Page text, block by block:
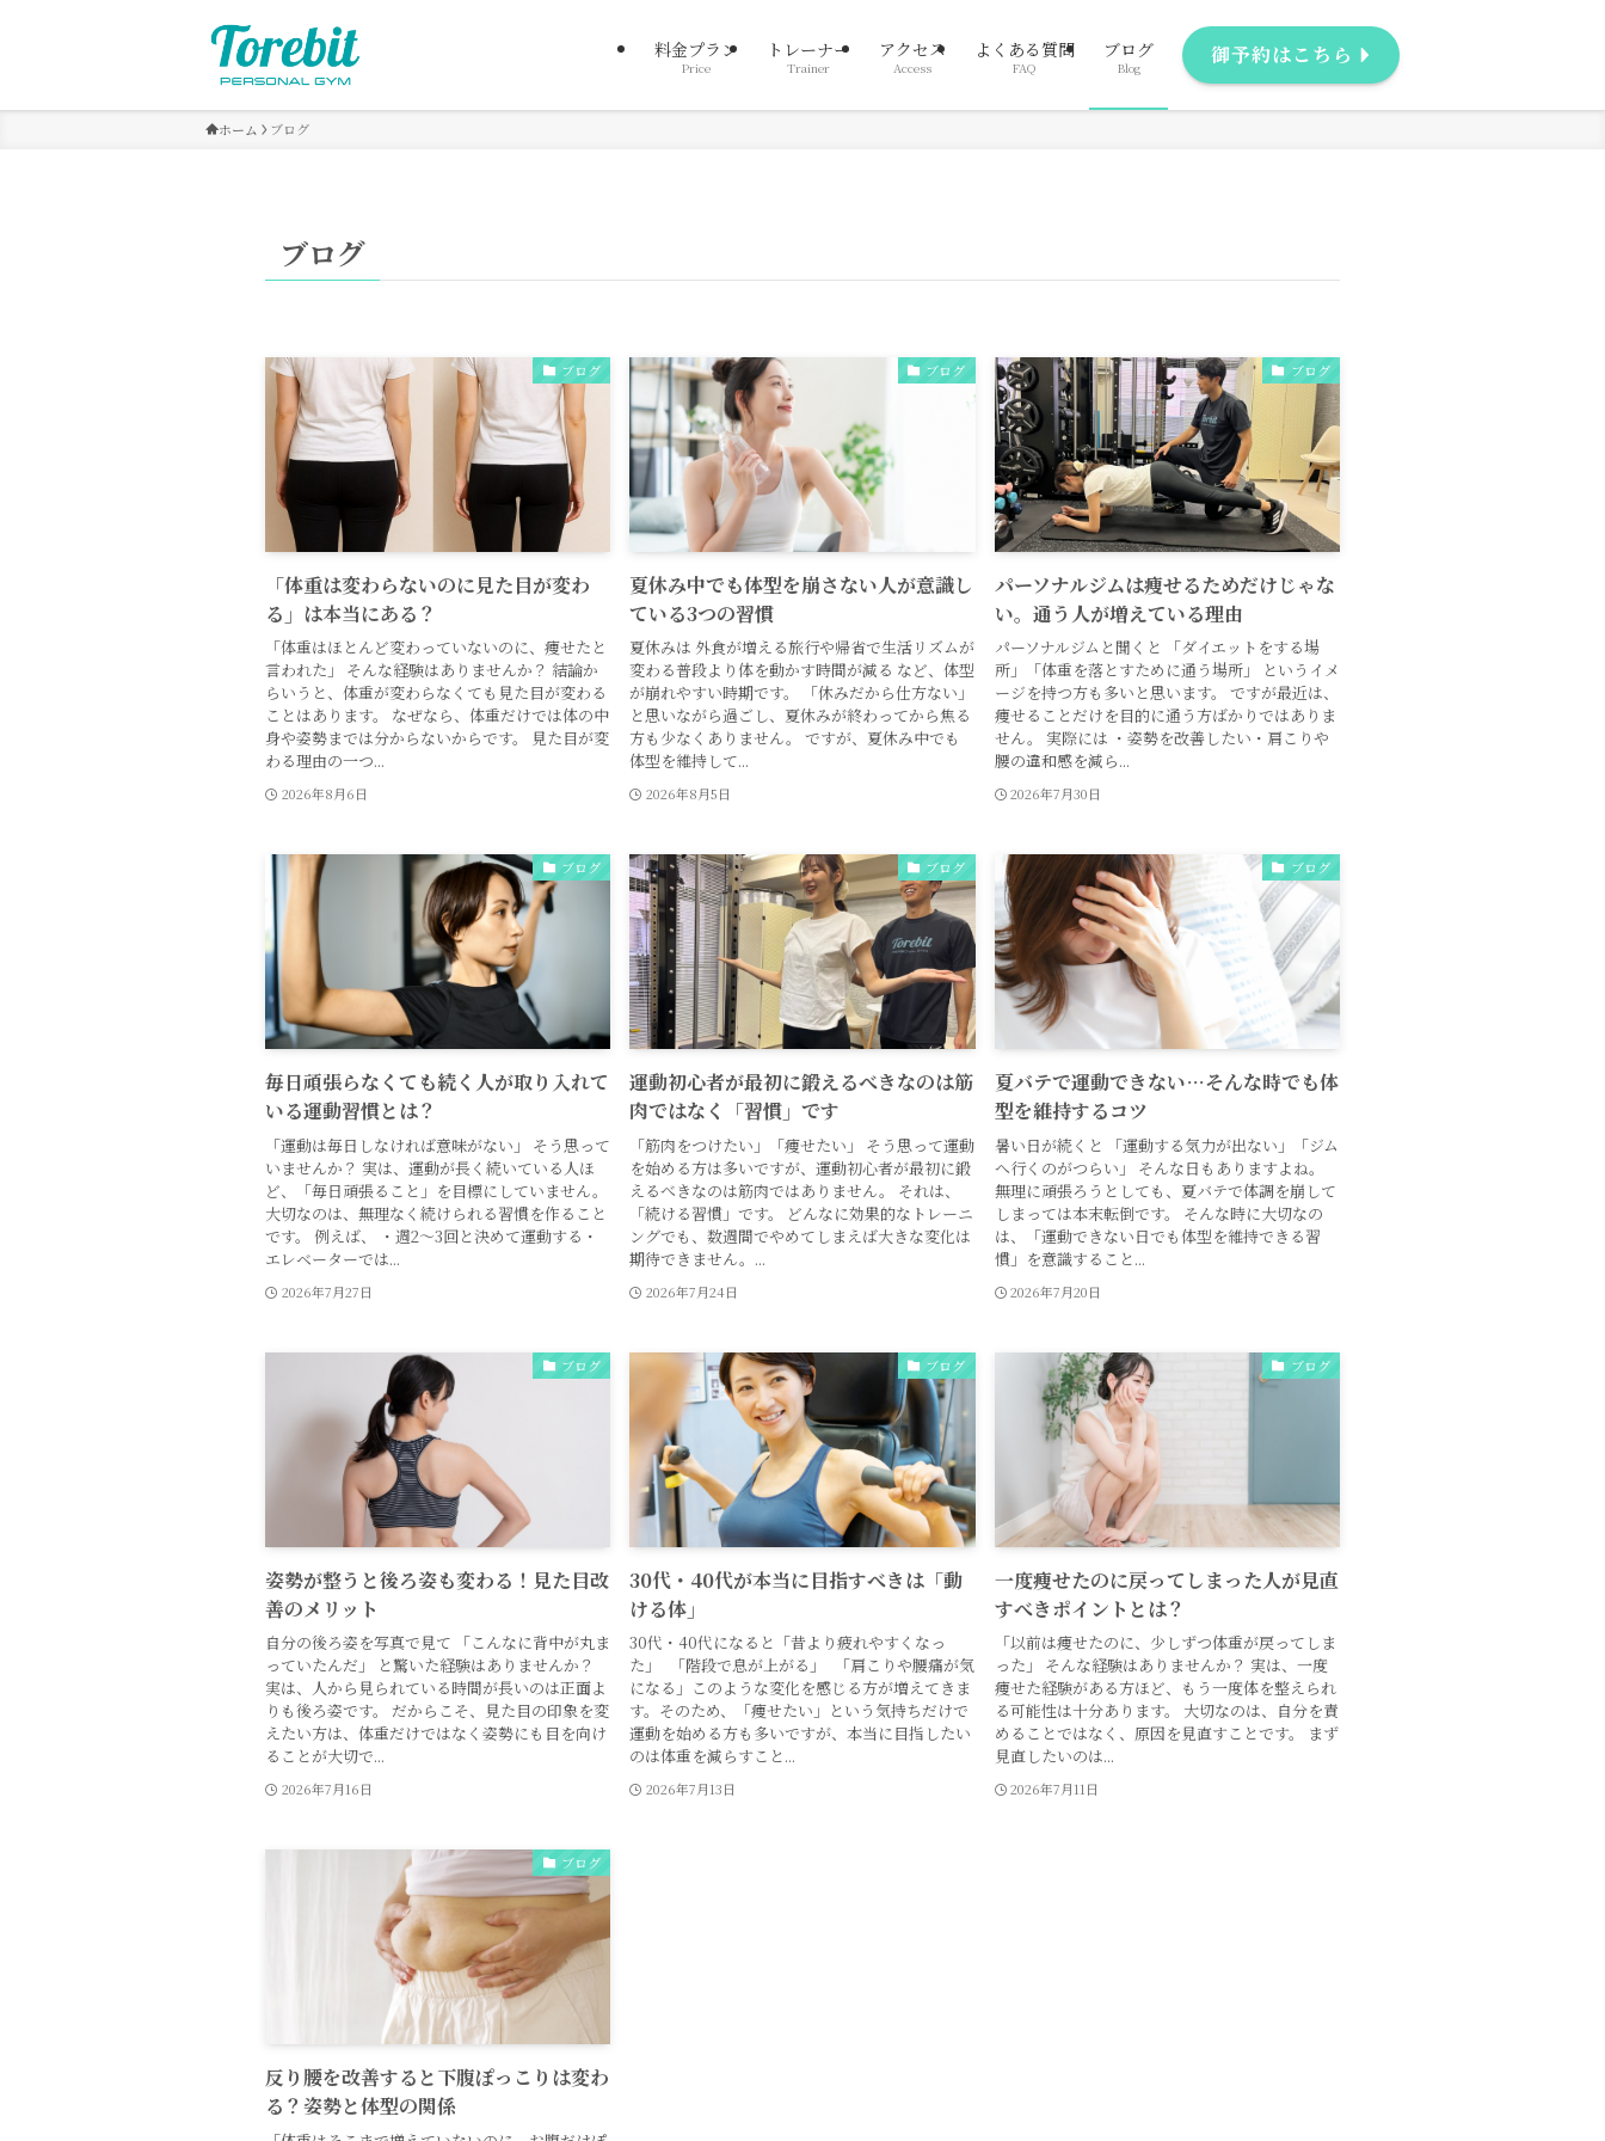
料金プラン
Price
トレーナー
Trainer
アクセス
Access
よくある質問
FAQ
ブログ
Blog 御予約はこちら
ホーム ブログ
ブログ
ブログ
「体重は変わらないのに見た目が変わ
る」は本当にある？
「体重はほとんど変わっていないのに、痩せたと
言われた」 そんな経験はありませんか？ 結論か
らいうと、体重が変わらなくても見た目が変わる
ことはあります。 なぜなら、体重だけでは体の中
身や姿勢までは分からないからです。 見た目が変
わる理由の一つ...
2026年8月6日
ブログ
夏休み中でも体型を崩さない人が意識し
ている3つの習慣
夏休みは 外食が増える旅行や帰省で生活リズムが
変わる普段より体を動かす時間が減る など、体型
が崩れやすい時期です。 「休みだから仕方ない」
と思いながら過ごし、夏休みが終わってから焦る
方も少なくありません。 ですが、夏休み中でも
体型を維持して...
2026年8月5日
ブログ
パーソナルジムは痩せるためだけじゃな
い。通う人が増えている理由
パーソナルジムと聞くと 「ダイエットをする場
所」「体重を落とすために通う場所」 というイメ
ージを持つ方も多いと思います。 ですが最近は、
痩せることだけを目的に通う方ばかりではありま
せん。 実際には ・姿勢を改善したい・肩こりや
腰の違和感を減ら...
2026年7月30日
ブログ
毎日頑張らなくても続く人が取り入れて
いる運動習慣とは？
「運動は毎日しなければ意味がない」 そう思って
いませんか？ 実は、運動が長く続いている人ほ
ど、「毎日頑張ること」を目標にしていません。
大切なのは、無理なく続けられる習慣を作ること
です。 例えば、 ・週2〜3回と決めて運動する・
エレベーターでは...
2026年7月27日
ブログ
運動初心者が最初に鍛えるべきなのは筋
肉ではなく「習慣」です
「筋肉をつけたい」「痩せたい」 そう思って運動
を始める方は多いですが、運動初心者が最初に鍛
えるべきなのは筋肉ではありません。 それは、
「続ける習慣」です。 どんなに効果的なトレーニ
ングでも、数週間でやめてしまえば大きな変化は
期待できません。...
2026年7月24日
ブログ
夏バテで運動できない…そんな時でも体
型を維持するコツ
暑い日が続くと 「運動する気力が出ない」「ジム
へ行くのがつらい」 そんな日もありますよね。
無理に頑張ろうとしても、夏バテで体調を崩して
しまっては本末転倒です。 そんな時に大切なの
は、「運動できない日でも体型を維持できる習
慣」を意識すること...
2026年7月20日
ブログ
姿勢が整うと後ろ姿も変わる！見た目改
善のメリット
自分の後ろ姿を写真で見て 「こんなに背中が丸ま
っていたんだ」 と驚いた経験はありませんか？
実は、人から見られている時間が長いのは正面よ
りも後ろ姿です。 だからこそ、見た目の印象を変
えたい方は、体重だけではなく姿勢にも目を向け
ることが大切で...
2026年7月16日
ブログ
30代・40代が本当に目指すべきは「動
ける体」
30代・40代になると「昔より疲れやすくなっ
た」 「階段で息が上がる」 「肩こりや腰痛が気
になる」このような変化を感じる方が増えてきま
す。そのため、「痩せたい」という気持ちだけで
運動を始める方も多いですが、本当に目指したい
のは体重を減らすこと...
2026年7月13日
ブログ
一度痩せたのに戻ってしまった人が見直
すべきポイントとは？
「以前は痩せたのに、少しずつ体重が戻ってしま
った」 そんな経験はありませんか？ 実は、一度
痩せた経験がある方ほど、もう一度体を整えられ
る可能性は十分あります。 大切なのは、自分を責
めることではなく、原因を見直すことです。 まず
見直したいのは...
2026年7月11日
ブログ
反り腰を改善すると下腹ぽっこりは変わ
る？姿勢と体型の関係